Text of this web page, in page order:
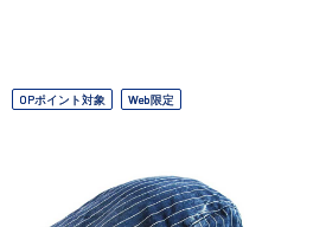
OPポイント対象 Web限定